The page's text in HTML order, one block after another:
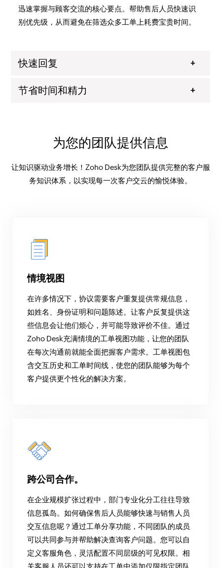
迅速掌握与顾客交流的核心要点。帮助售后人员快速识
别优先级，从而避免在筛选众多工单上耗费宝贵时间。
快速回复
节省时间和精力
为您的团队提供信息
让知识驱动业务增长！Zoho Desk为您团队提供完整的客户服
务知识体系，以实现每一次客户交云的愉悦体验。
情境视图
在许多情况下，协议需要客户重复提供常规信息，
如姓名、身份证明和问题陈述。让客户反复提供这
些信息会让他们烦心，并可能导致评价不佳。通过
Zoho Desk充满情境的工单视图功能，让您的团队
在每次沟通前就能全面把握客户需求。工单视图包
含交互历史和工单时间线，使您的团队能够为每个
客户提供更个性化的解决方案。
跨公司合作。
在企业规模扩张过程中，部门专业化分工往往导致
信息孤岛。如何确保售后人员能够快速与销售人员
交互信息呢？通过工单分享功能，不同团队的成员
可以共同参与并帮助解决查询客户问题。您可以自
定义客服角色，灵活配置不同层级的可见权限。相
关客服人员还可以支持在工单中添加仅限指定团队